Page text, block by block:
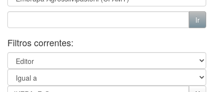
Filtros correntes: